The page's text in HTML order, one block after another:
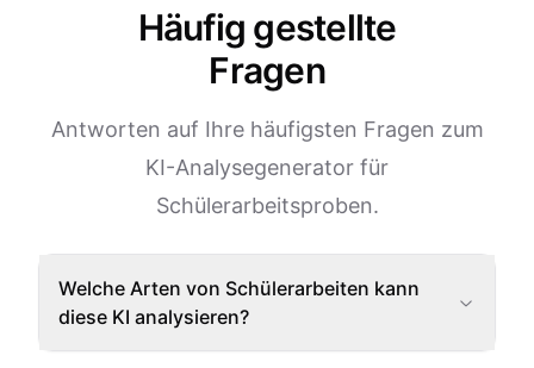
Häufig gestellte
Fragen
Antworten auf Ihre häufigsten Fragen zum
KI-Analysegenerator für
Schülerarbeitsproben.
Welche Arten von Schülerarbeiten kann
diese KI analysieren?